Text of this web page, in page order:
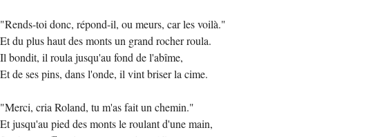
"Rends-toi donc, répond-il, ou meurs, car les voilà."
Et du plus haut des monts un grand rocher roula.
Il bondit, il roula jusqu'au fond de l'abîme,
Et de ses pins, dans l'onde, il vint briser la cime.
"Merci, cria Roland, tu m'as fait un chemin."
Et jusqu'au pied des monts le roulant d'une main,